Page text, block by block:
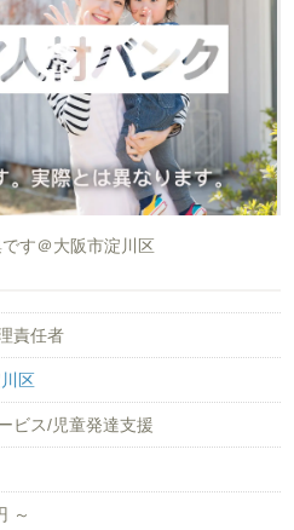
す＠大阪市淀川区
責任者
区
ビス/児童発達支援
～